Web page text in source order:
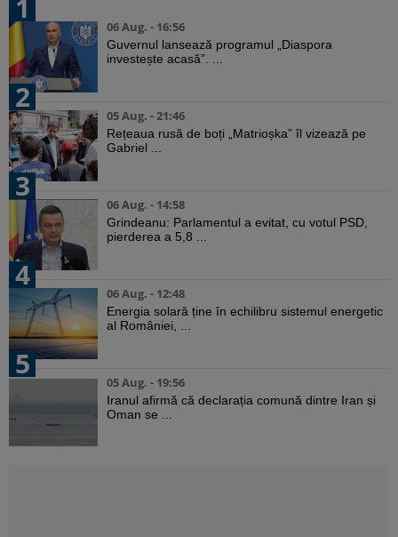
06 Aug. - 16:56
Guvernul lansează programul „Diaspora
investește acasă”. ...
2
05 Aug. - 21:46
Rețeaua rusă de boți „Matrioșka” îl vizează pe
Gabriel ...
3
06 Aug. - 14:58
Grindeanu: Parlamentul a evitat, cu votul PSD,
pierderea a 5,8 ...
4
06 Aug. - 12:48
Energia solară ține în echilibru sistemul energetic
al României, ...
5
05 Aug. - 19:56
Iranul afirmă că declarația comună dintre Iran și
Oman se ...